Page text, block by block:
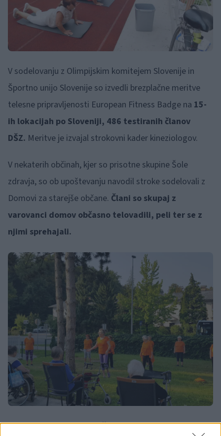
V sodelovanju z Olimpijskim komitejem Slovenije in
Športno unijo Slovenije so izvedli brezplačne meritve
telesne pripravljenosti European Fitness Badge na 15-
ih lokacijah po Sloveniji, 486 testiranih članov
DŠZ. Meritve je izvajal strokovni kader kineziologov.
V nekaterih občinah, kjer so prisotne skupine Šole
zdravja, so ob upoštevanju navodil stroke sodelovali z
Domovi za starejše občane. Člani so skupaj z
varovanci domov občasno telovadili, peli ter se z
njimi sprehajali.
Kljub epidemiji, so uspešno sodelovali z drugimi